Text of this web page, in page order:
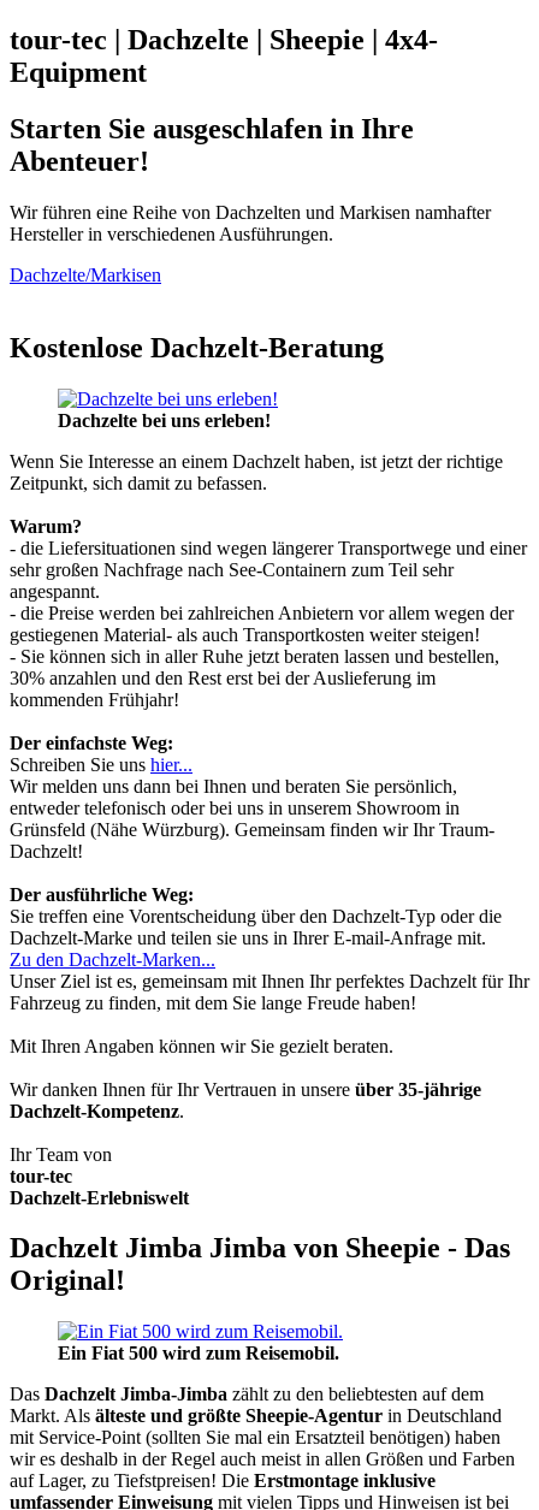
tour-tec | Dachzelte | Sheepie | 4x4-
Equipment
Starten Sie ausgeschlafen in Ihre
Abenteuer!
Wir führen eine Reihe von Dachzelten und Markisen namhafter
Hersteller in verschiedenen Ausführungen.
Dachzelte/Markisen
Kostenlose Dachzelt-Beratung
Dachzelte bei uns erleben!
Wenn Sie Interesse an einem Dachzelt haben, ist jetzt der richtige
Zeitpunkt, sich damit zu befassen.
Warum?
- die Liefersituationen sind wegen längerer Transportwege und einer
sehr großen Nachfrage nach See-Containern zum Teil sehr
angespannt.
- die Preise werden bei zahlreichen Anbietern vor allem wegen der
gestiegenen Material- als auch Transportkosten weiter steigen!
- Sie können sich in aller Ruhe jetzt beraten lassen und bestellen,
30% anzahlen und den Rest erst bei der Auslieferung im
kommenden Frühjahr!
Der einfachste Weg:
Schreiben Sie uns hier...
Wir melden uns dann bei Ihnen und beraten Sie persönlich,
entweder telefonisch oder bei uns in unserem Showroom in
Grünsfeld (Nähe Würzburg). Gemeinsam finden wir Ihr Traum-
Dachzelt!
Der ausführliche Weg:
Sie treffen eine Vorentscheidung über den Dachzelt-Typ oder die
Dachzelt-Marke und teilen sie uns in Ihrer E-mail-Anfrage mit.
Zu den Dachzelt-Marken...
Unser Ziel ist es, gemeinsam mit Ihnen Ihr perfektes Dachzelt für Ihr
Fahrzeug zu finden, mit dem Sie lange Freude haben!
Mit Ihren Angaben können wir Sie gezielt beraten.
Wir danken Ihnen für Ihr Vertrauen in unsere über 35-jährige
Dachzelt-Kompetenz.
Ihr Team von
tour-tec
Dachzelt-Erlebniswelt
Dachzelt Jimba Jimba von Sheepie - Das
Original!
Ein Fiat 500 wird zum Reisemobil.
Das Dachzelt Jimba-Jimba zählt zu den beliebtesten auf dem
Markt. Als älteste und größte Sheepie-Agentur in Deutschland
mit Service-Point (sollten Sie mal ein Ersatzteil benötigen) haben
wir es deshalb in der Regel auch meist in allen Größen und Farben
auf Lager, zu Tiefstpreisen! Die Erstmontage inklusive
umfassender Einweisung mit vielen Tipps und Hinweisen ist bei